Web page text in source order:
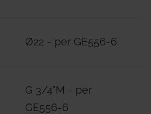
Ø22 - per GE556-6
G 3/4"M - per
GE556-6